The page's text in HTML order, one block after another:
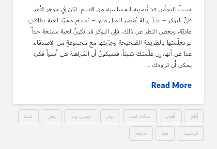
حسناً، البعضُ قد تُصيبه الحساسية من الاسم، لكن في جوهر الأمر
فإنَّ البوكر – عندَ إزالة عُنصر المال منها – تصبح مجرّد لعبة بطاقاتٍ
عاديّة، وبغض النظر عن ذلك، فإن البوكر قد تكونُ لعبة ممتعة جداً
لو تعلَّمتها بالطريقة الصَّحيحة وجرَّبتها مع مجموعةٍ من الأصدقاء،
عدا عن أنها، إن علّمتك شيئاً، فسيكونُ أن المُراهنة هي أسوأ فكرة
يمكن أن تراودك …
Read More
أفلام ألعاب بطاقات لعب بوكر جيمس بوند رهان شدة
كوتشينة لعبة مراهنة